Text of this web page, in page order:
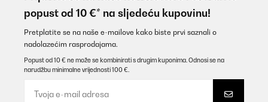
popust od 10 €* na sljedeću kupovinu!
Pretplatite se na naše e-mailove kako biste prvi saznali o
nadolazećim rasprodajama.
Popust od 10 € ne može se kombinirati s drugim kuponima. Odnosi se na
narudžbu minimalne vrijednosti 100 €.